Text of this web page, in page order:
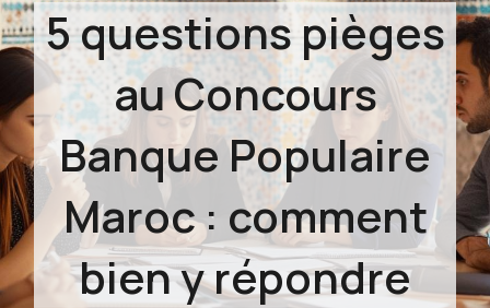
5 questions pièges
au Concours
Banque Populaire
Maroc : comment
bien y répondre